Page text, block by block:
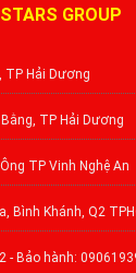
GROUP
TP Hải Dương
TP Hải Dương
TP Vinh Nghệ An
Bình Khánh, Q2
- Bảo hành: